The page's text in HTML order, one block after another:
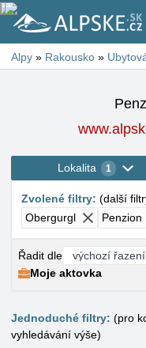
Alpy » Rakousko »
Lokalita 1
Zvolené filtry: (další
Obergurgl
Penzion
Řadit dle
Moje aktovka
Jednoduché filtry: (pro
vyhledávání výše)